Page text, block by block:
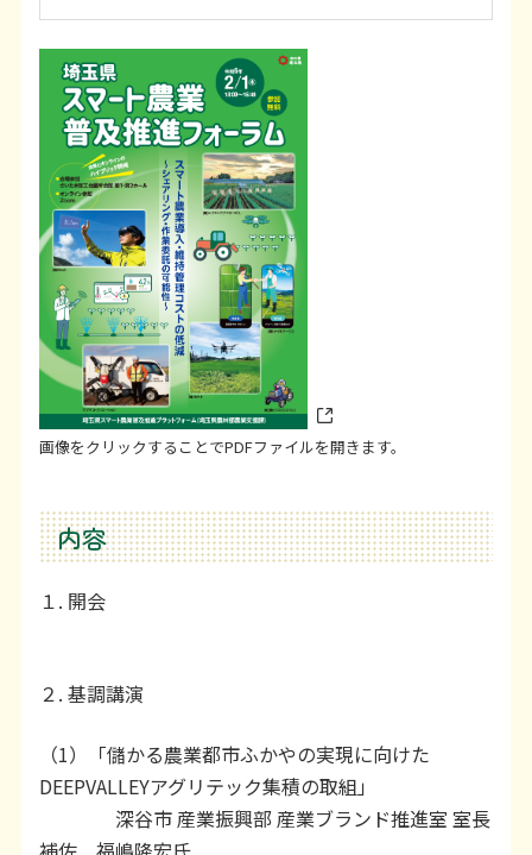
画像をクリックすることでPDFファイルを開きます。
内容
１. 開会
２. 基調講演
（1）「儲かる農業都市ふかやの実現に向けた
DEEPVALLEYアグリテック集積の取組」
深谷市 産業振興部 産業ブランド推進室 室長